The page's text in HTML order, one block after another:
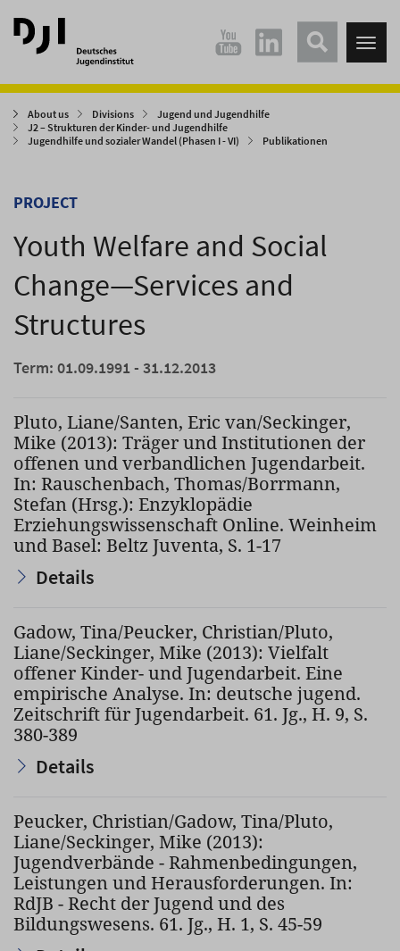
Direkt
zum
Hauptinhalt
Direkt
zum
Hauptmenü
About us Divisions
Jugend und Jugendhilfe
J2 – Strukturen der Kinder- und Jugendhilfe
Jugendhilfe und sozialer Wandel (Phasen I - VI)
Publikationen
PROJECT
Youth Welfare and Social
Change—Services and
Structures
Term: 01.09.1991 - 31.12.2013
Pluto, Liane/Santen, Eric van/Seckinger,
Mike (2013): Träger und Institutionen der
offenen und verbandlichen Jugendarbeit.
In: Rauschenbach, Thomas/Borrmann,
Stefan (Hrsg.): Enzyklopädie
Erziehungswissenschaft Online. Weinheim
und Basel: Beltz Juventa, S. 1-17
Details
Gadow, Tina/Peucker, Christian/Pluto,
Liane/Seckinger, Mike (2013): Vielfalt
offener Kinder- und Jugendarbeit. Eine
empirische Analyse. In: deutsche jugend.
Zeitschrift für Jugendarbeit. 61. Jg., H. 9, S.
380-389
Details
Peucker, Christian/Gadow, Tina/Pluto,
Liane/Seckinger, Mike (2013):
Jugendverbände - Rahmenbedingungen,
Leistungen und Herausforderungen. In:
RdJB - Recht der Jugend und des
Bildungswesens. 61. Jg., H. 1, S. 45-59